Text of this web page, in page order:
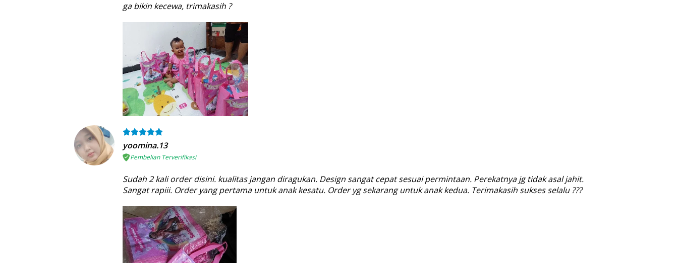
ga bikin kecewa, trimakasih ?
yoomina.13
Pembelian Terverifikasi
Sudah 2 kali order disini. kualitas jangan diragukan. Design sangat cepat sesuai permintaan. Perekatnya jg tidak asal jahit.
Sangat rapiii. Order yang pertama untuk anak kesatu. Order yg sekarang untuk anak kedua. Terimakasih sukses selalu ???